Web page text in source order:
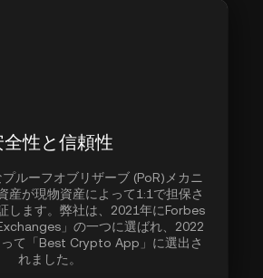
全性と信頼性
ルーフオブリザーブ (PoR)メカニ
産が現物資産によって1:1で担保さ
します。弊社は、2021年にForbes
」の一つに選ばれ、2022
て「Best Crypto App」に選出さ
れました。